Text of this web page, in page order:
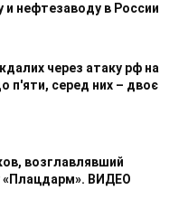
и нефтезаводу в России
через атаку рф на
п'яти, серед них – двоє
возглавлявший
«Плацдарм». ВИДЕО